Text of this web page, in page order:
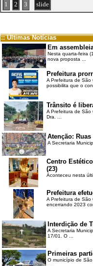
1 2 3 slide
:: Últimas Notícias
Em
Nesta quarta-feira
nova proposta ...
Prefeitura
A Prefeitura de São
possibilita que o
Trânsito é
A Prefeitura de
Dra. ...
Atenção:
A Secretaria
Centro
(23)
Aconteceu nesta
Prefeitura
A Prefeitura de São
encerrando 2023
Interdição de
A Secretaria
17/01. O ...
Primeiras
O município de